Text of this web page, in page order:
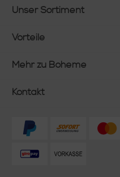
Unser Sortiment
Vorteile
Mehr zu Boheme
Kontakt